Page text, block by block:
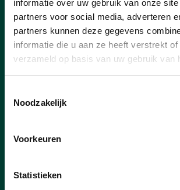
informatie over uw gebruik van onze
partners voor social media, adverteren
partners kunnen deze gegevens
informatie die u aan ze heeft verstrekt
verzameld op basis van uw gebruik van
Noodzakelijk
Voorkeuren
Statistieken
Nieuwe